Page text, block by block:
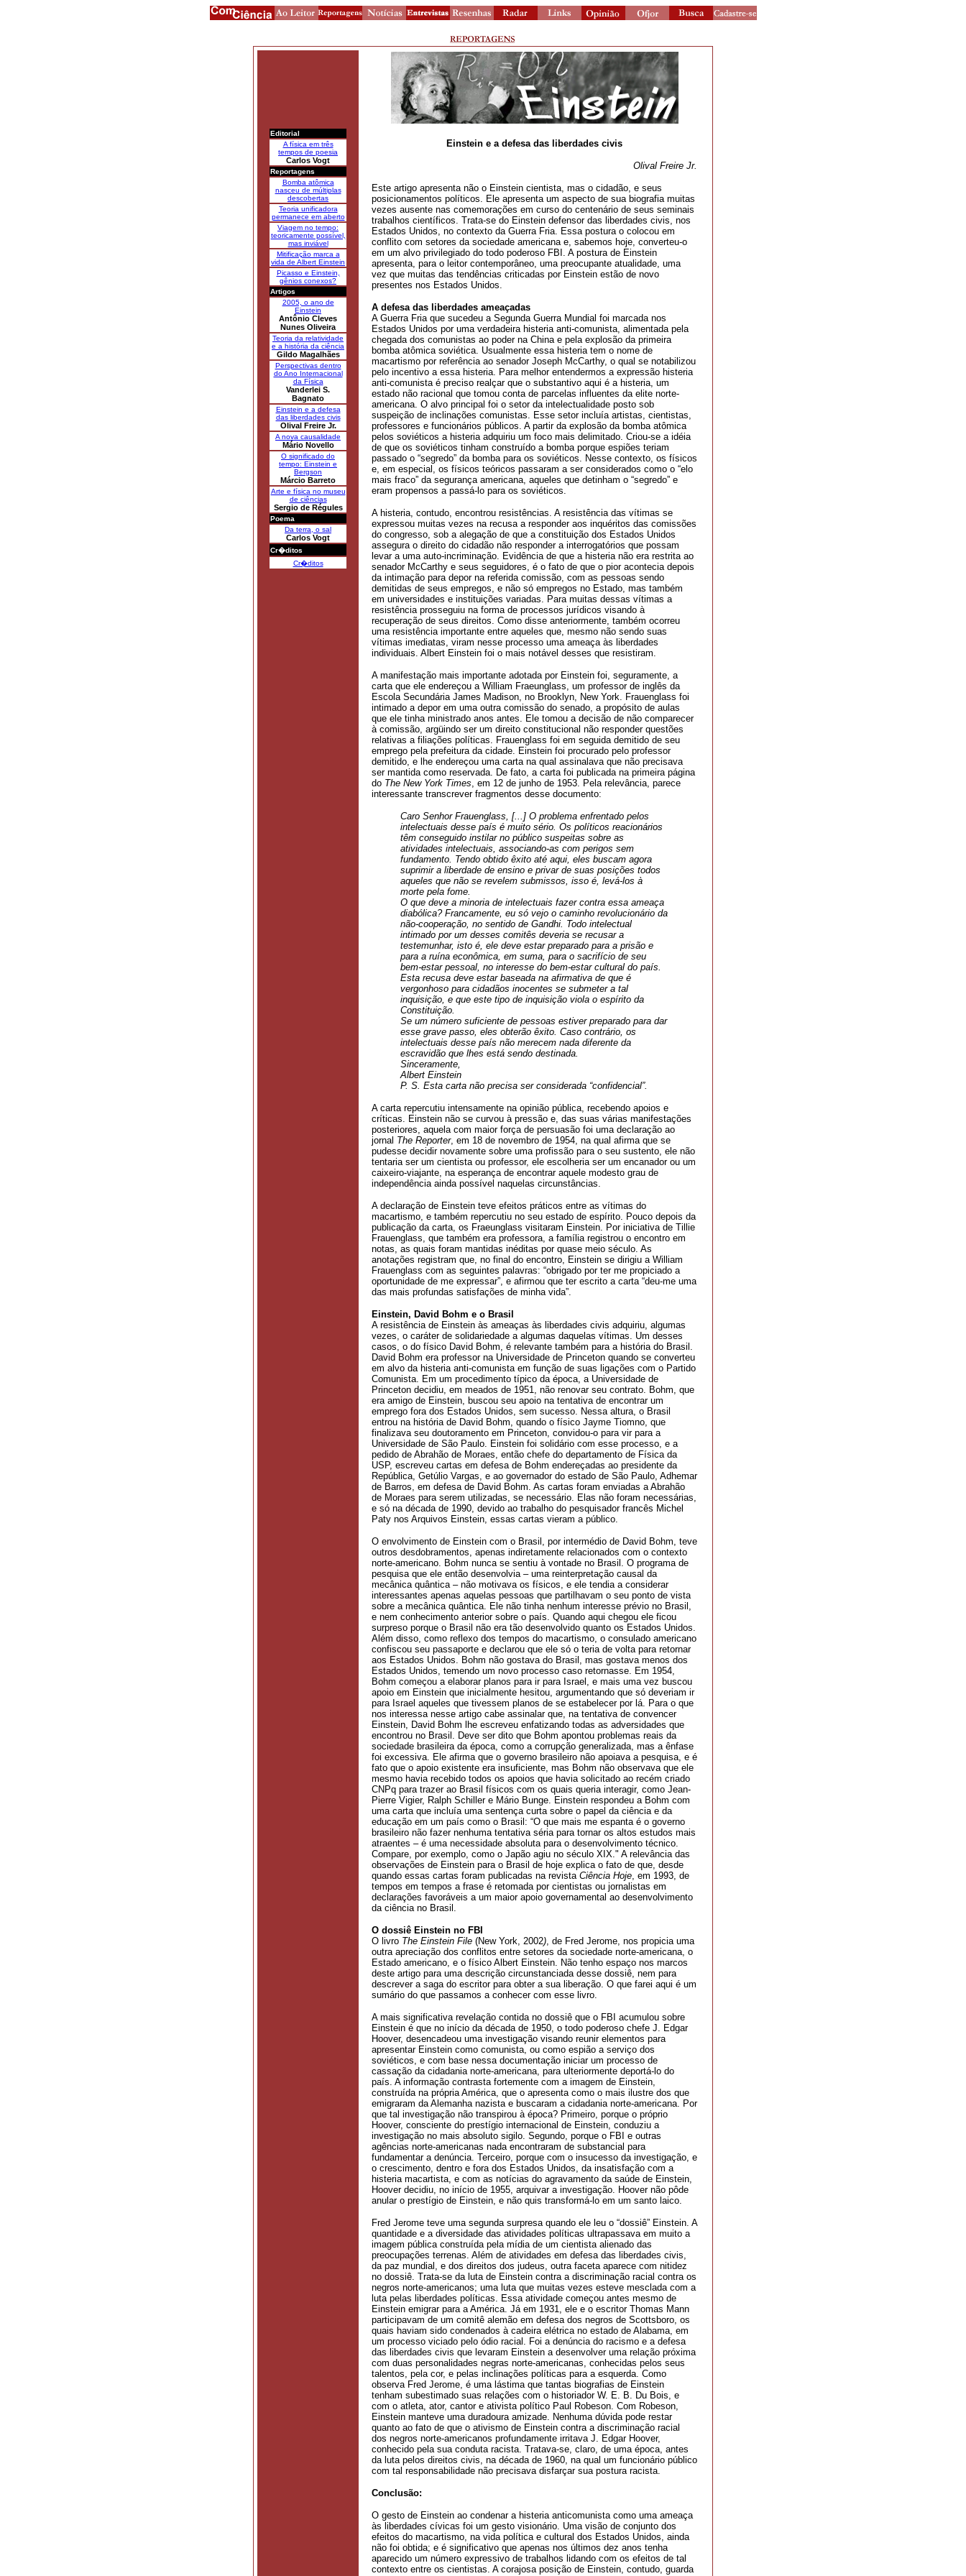
Editorial
A física em três
tempos de poesia
Carlos Vogt
Reportagens
Bomba atômica
nasceu de múltiplas
descobertas
Teoria unificadora
permanece em aberto
Viagem no tempo:
teoricamente possível,
mas inviável
Mitificação marca a
vida de Albert Einstein
Picasso e Einstein,
gênios conexos?
Artigos
2005, o ano de
Einstein
Antônio Cleves
Nunes Oliveira
Teoria da relatividade
e a história da ciência
Gildo Magalhães
Perspectivas dentro
do Ano Internacional
da Física
Vanderlei S.
Bagnato
Einstein e a defesa
das liberdades civis
Olival Freire Jr.
A nova causalidade
Mário Novello
O significado do
tempo: Einstein e
Bergson
Márcio Barreto
Arte e física no museu
de ciências
Sergio de Régules
Poema
Da terra, o sal
Carlos Vogt
Cr�ditos
Cr�ditos
Einstein e a defesa das liberdades civis
Olival Freire Jr.
Este artigo apresenta não o Einstein cientista, mas o cidadão, e seus
posicionamentos políticos. Ele apresenta um aspecto de sua biografia muitas
vezes ausente nas comemorações em curso do centenário de seus seminais
trabalhos científicos. Trata-se do Einstein defensor das liberdades civis, nos
Estados Unidos, no contexto da Guerra Fria. Essa postura o colocou em
conflito com setores da sociedade americana e, sabemos hoje, converteu-o
em um alvo privilegiado do todo poderoso FBI. A postura de Einstein
apresenta, para o leitor contemporâneo, uma preocupante atualidade, uma
vez que muitas das tendências criticadas por Einstein estão de novo
presentes nos Estados Unidos.
A defesa das liberdades ameaçadas
A Guerra Fria que sucedeu a Segunda Guerra Mundial foi marcada nos
Estados Unidos por uma verdadeira histeria anti-comunista, alimentada pela
chegada dos comunistas ao poder na China e pela explosão da primeira
bomba atômica soviética. Usualmente essa histeria tem o nome de
macartismo por referência ao senador Joseph McCarthy, o qual se notabilizou
pelo incentivo a essa histeria. Para melhor entendermos a expressão histeria
anti-comunista é preciso realçar que o substantivo aqui é a histeria, um
estado não racional que tomou conta de parcelas influentes da elite norte-
americana. O alvo principal foi o setor da intelectualidade posto sob
suspeição de inclinações comunistas. Esse setor incluía artistas, cientistas,
professores e funcionários públicos. A partir da explosão da bomba atômica
pelos soviéticos a histeria adquiriu um foco mais delimitado. Criou-se a idéia
de que os soviéticos tinham construído a bomba porque espiões teriam
passado o “segredo” da bomba para os soviéticos. Nesse contexto, os físicos
e, em especial, os físicos teóricos passaram a ser considerados como o “elo
mais fraco” da segurança americana, aqueles que detinham o “segredo” e
eram propensos a passá-lo para os soviéticos.
A histeria, contudo, encontrou resistências. A resistência das vítimas se
expressou muitas vezes na recusa a responder aos inquéritos das comissões
do congresso, sob a alegação de que a constituição dos Estados Unidos
assegura o direito do cidadão não responder a interrogatórios que possam
levar a uma auto-incriminação. Evidência de que a histeria não era restrita ao
senador McCarthy e seus seguidores, é o fato de que o pior acontecia depois
da intimação para depor na referida comissão, com as pessoas sendo
demitidas de seus empregos, e não só empregos no Estado, mas também
em universidades e instituições variadas. Para muitas dessas vítimas a
resistência prosseguiu na forma de processos jurídicos visando à
recuperação de seus direitos. Como disse anteriormente, também ocorreu
uma resistência importante entre aqueles que, mesmo não sendo suas
vítimas imediatas, viram nesse processo uma ameaça às liberdades
individuais. Albert Einstein foi o mais notável desses que resistiram.
A manifestação mais importante adotada por Einstein foi, seguramente, a
carta que ele endereçou a William Fraeunglass, um professor de inglês da
Escola Secundária James Madison, no Brooklyn, New York. Frauenglass foi
intimado a depor em uma outra comissão do senado, a propósito de aulas
que ele tinha ministrado anos antes. Ele tomou a decisão de não comparecer
à comissão, argüindo ser um direito constitucional não responder questões
relativas a filiações políticas. Frauenglass foi em seguida demitido de seu
emprego pela prefeitura da cidade. Einstein foi procurado pelo professor
demitido, e lhe endereçou uma carta na qual assinalava que não precisava
ser mantida como reservada. De fato, a carta foi publicada na primeira página
do The New York Times, em 12 de junho de 1953. Pela relevância, parece
interessante transcrever fragmentos desse documento:
Caro Senhor Frauenglass, [...] O problema enfrentado pelos
intelectuais desse país é muito sério. Os políticos reacionários
têm conseguido instilar no público suspeitas sobre as
atividades intelectuais, associando-as com perigos sem
fundamento. Tendo obtido êxito até aqui, eles buscam agora
suprimir a liberdade de ensino e privar de suas posições todos
aqueles que não se revelem submissos, isso é, levá-los à
morte pela fome.
O que deve a minoria de intelectuais fazer contra essa ameaça
diabólica? Francamente, eu só vejo o caminho revolucionário da
não-cooperação, no sentido de Gandhi. Todo intelectual
intimado por um desses comitês deveria se recusar a
testemunhar, isto é, ele deve estar preparado para a prisão e
para a ruína econômica, em suma, para o sacrifício de seu
bem-estar pessoal, no interesse do bem-estar cultural do país.
Esta recusa deve estar baseada na afirmativa de que é
vergonhoso para cidadãos inocentes se submeter a tal
inquisição, e que este tipo de inquisição viola o espírito da
Constituição.
Se um número suficiente de pessoas estiver preparado para dar
esse grave passo, eles obterão êxito. Caso contrário, os
intelectuais desse país não merecem nada diferente da
escravidão que lhes está sendo destinada.
Sinceramente,
Albert Einstein
P. S. Esta carta não precisa ser considerada “confidencial”.
A carta repercutiu intensamente na opinião pública, recebendo apoios e
críticas. Einstein não se curvou à pressão e, das suas várias manifestações
posteriores, aquela com maior força de persuasão foi uma declaração ao
jornal The Reporter, em 18 de novembro de 1954, na qual afirma que se
pudesse decidir novamente sobre uma profissão para o seu sustento, ele não
tentaria ser um cientista ou professor, ele escolheria ser um encanador ou um
caixeiro-viajante, na esperança de encontrar aquele modesto grau de
independência ainda possível naquelas circunstâncias.
A declaração de Einstein teve efeitos práticos entre as vítimas do
macartismo, e também repercutiu no seu estado de espírito. Pouco depois da
publicação da carta, os Fraeunglass visitaram Einstein. Por iniciativa de Tillie
Frauenglass, que também era professora, a família registrou o encontro em
notas, as quais foram mantidas inéditas por quase meio século. As
anotações registram que, no final do encontro, Einstein se dirigiu a William
Frauenglass com as seguintes palavras: “obrigado por ter me propiciado a
oportunidade de me expressar”, e afirmou que ter escrito a carta “deu-me uma
das mais profundas satisfações de minha vida”.
Einstein, David Bohm e o Brasil
A resistência de Einstein às ameaças às liberdades civis adquiriu, algumas
vezes, o caráter de solidariedade a algumas daquelas vítimas. Um desses
casos, o do físico David Bohm, é relevante também para a história do Brasil.
David Bohm era professor na Universidade de Princeton quando se converteu
em alvo da histeria anti-comunista em função de suas ligações com o Partido
Comunista. Em um procedimento típico da época, a Universidade de
Princeton decidiu, em meados de 1951, não renovar seu contrato. Bohm, que
era amigo de Einstein, buscou seu apoio na tentativa de encontrar um
emprego fora dos Estados Unidos, sem sucesso. Nessa altura, o Brasil
entrou na história de David Bohm, quando o físico Jayme Tiomno, que
finalizava seu doutoramento em Princeton, convidou-o para vir para a
Universidade de São Paulo. Einstein foi solidário com esse processo, e a
pedido de Abrahão de Moraes, então chefe do departamento de Física da
USP, escreveu cartas em defesa de Bohm endereçadas ao presidente da
República, Getúlio Vargas, e ao governador do estado de São Paulo, Adhemar
de Barros, em defesa de David Bohm. As cartas foram enviadas a Abrahão
de Moraes para serem utilizadas, se necessário. Elas não foram necessárias,
e só na década de 1990, devido ao trabalho do pesquisador francês Michel
Paty nos Arquivos Einstein, essas cartas vieram a público.
O envolvimento de Einstein com o Brasil, por intermédio de David Bohm, teve
outros desdobramentos, apenas indiretamente relacionados com o contexto
norte-americano. Bohm nunca se sentiu à vontade no Brasil. O programa de
pesquisa que ele então desenvolvia – uma reinterpretação causal da
mecânica quântica – não motivava os físicos, e ele tendia a considerar
interessantes apenas aquelas pessoas que partilhavam o seu ponto de vista
sobre a mecânica quântica. Ele não tinha nenhum interesse prévio no Brasil,
e nem conhecimento anterior sobre o país. Quando aqui chegou ele ficou
surpreso porque o Brasil não era tão desenvolvido quanto os Estados Unidos.
Além disso, como reflexo dos tempos do macartismo, o consulado americano
confiscou seu passaporte e declarou que ele só o teria de volta para retornar
aos Estados Unidos. Bohm não gostava do Brasil, mas gostava menos dos
Estados Unidos, temendo um novo processo caso retornasse. Em 1954,
Bohm começou a elaborar planos para ir para Israel, e mais uma vez buscou
apoio em Einstein que inicialmente hesitou, argumentando que só deveriam ir
para Israel aqueles que tivessem planos de se estabelecer por lá. Para o que
nos interessa nesse artigo cabe assinalar que, na tentativa de convencer
Einstein, David Bohm lhe escreveu enfatizando todas as adversidades que
encontrou no Brasil. Deve ser dito que Bohm apontou problemas reais da
sociedade brasileira da época, como a corrupção generalizada, mas a ênfase
foi excessiva. Ele afirma que o governo brasileiro não apoiava a pesquisa, e é
fato que o apoio existente era insuficiente, mas Bohm não observava que ele
mesmo havia recebido todos os apoios que havia solicitado ao recém criado
CNPq para trazer ao Brasil físicos com os quais queria interagir, como Jean-
Pierre Vigier, Ralph Schiller e Mário Bunge. Einstein respondeu a Bohm com
uma carta que incluía uma sentença curta sobre o papel da ciência e da
educação em um país como o Brasil: “O que mais me espanta é o governo
brasileiro não fazer nenhuma tentativa séria para tornar os altos estudos mais
atraentes – é uma necessidade absoluta para o desenvolvimento técnico.
Compare, por exemplo, como o Japão agiu no século XIX." A relevância das
observações de Einstein para o Brasil de hoje explica o fato de que, desde
quando essas cartas foram publicadas na revista Ciência Hoje, em 1993, de
tempos em tempos a frase é retomada por cientistas ou jornalistas em
declarações favoráveis a um maior apoio governamental ao desenvolvimento
da ciência no Brasil.
O dossiê Einstein no FBI
O livro The Einstein File (New York, 2002), de Fred Jerome, nos propicia uma
outra apreciação dos conflitos entre setores da sociedade norte-americana, o
Estado americano, e o físico Albert Einstein. Não tenho espaço nos marcos
deste artigo para uma descrição circunstanciada desse dossiê, nem para
descrever a saga do escritor para obter a sua liberação. O que farei aqui é um
sumário do que passamos a conhecer com esse livro.
A mais significativa revelação contida no dossiê que o FBI acumulou sobre
Einstein é que no início da década de 1950, o todo poderoso chefe J. Edgar
Hoover, desencadeou uma investigação visando reunir elementos para
apresentar Einstein como comunista, ou como espião a serviço dos
soviéticos, e com base nessa documentação iniciar um processo de
cassação da cidadania norte-americana, para ulteriormente deportá-lo do
país. A informação contrasta fortemente com a imagem de Einstein,
construída na própria América, que o apresenta como o mais ilustre dos que
emigraram da Alemanha nazista e buscaram a cidadania norte-americana. Por
que tal investigação não transpirou à época? Primeiro, porque o próprio
Hoover, consciente do prestígio internacional de Einstein, conduziu a
investigação no mais absoluto sigilo. Segundo, porque o FBI e outras
agências norte-americanas nada encontraram de substancial para
fundamentar a denúncia. Terceiro, porque com o insucesso da investigação, e
o crescimento, dentro e fora dos Estados Unidos, da insatisfação com a
histeria macartista, e com as notícias do agravamento da saúde de Einstein,
Hoover decidiu, no início de 1955, arquivar a investigação. Hoover não pôde
anular o prestígio de Einstein, e não quis transformá-lo em um santo laico.
Fred Jerome teve uma segunda surpresa quando ele leu o “dossiê” Einstein. A
quantidade e a diversidade das atividades políticas ultrapassava em muito a
imagem pública construída pela mídia de um cientista alienado das
preocupações terrenas. Além de atividades em defesa das liberdades civis,
da paz mundial, e dos direitos dos judeus, outra faceta aparece com nitidez
no dossiê. Trata-se da luta de Einstein contra a discriminação racial contra os
negros norte-americanos; uma luta que muitas vezes esteve mesclada com a
luta pelas liberdades políticas. Essa atividade começou antes mesmo de
Einstein emigrar para a América. Já em 1931, ele e o escritor Thomas Mann
participavam de um comitê alemão em defesa dos negros de Scottsboro, os
quais haviam sido condenados à cadeira elétrica no estado de Alabama, em
um processo viciado pelo ódio racial. Foi a denúncia do racismo e a defesa
das liberdades civis que levaram Einstein a desenvolver uma relação próxima
com duas personalidades negras norte-americanas, conhecidas pelos seus
talentos, pela cor, e pelas inclinações políticas para a esquerda. Como
observa Fred Jerome, é uma lástima que tantas biografias de Einstein
tenham subestimado suas relações com o historiador W. E. B. Du Bois, e
com o atleta, ator, cantor e ativista político Paul Robeson. Com Robeson,
Einstein manteve uma duradoura amizade. Nenhuma dúvida pode restar
quanto ao fato de que o ativismo de Einstein contra a discriminação racial
dos negros norte-americanos profundamente irritava J. Edgar Hoover,
conhecido pela sua conduta racista. Tratava-se, claro, de uma época, antes
da luta pelos direitos civis, na década de 1960, na qual um funcionário público
com tal responsabilidade não precisava disfarçar sua postura racista.
Conclusão:
O gesto de Einstein ao condenar a histeria anticomunista como uma ameaça
às liberdades cívicas foi um gesto visionário. Uma visão de conjunto dos
efeitos do macartismo, na vida política e cultural dos Estados Unidos, ainda
não foi obtida; e é significativo que apenas nos últimos dez anos tenha
aparecido um número expressivo de trabalhos lidando com os efeitos de tal
contexto entre os cientistas. A corajosa posição de Einstein, contudo, guarda